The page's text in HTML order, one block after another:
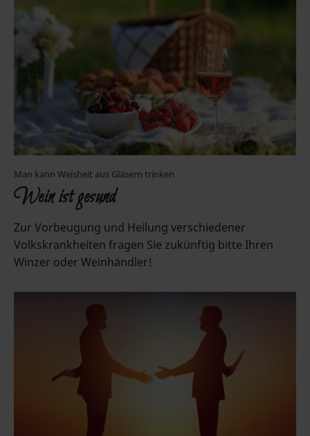
Man kann Weisheit aus Gläsern trinken
Wein ist gesund
Zur Vorbeugung und Heilung verschiedener
Volkskrankheiten fragen Sie zukünftig bitte Ihren
Winzer oder Weinhändler!